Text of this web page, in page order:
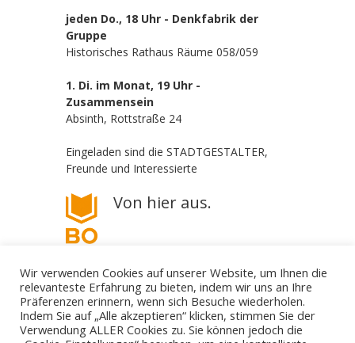
jeden Do., 18 Uhr - Denkfabrik der
Gruppe
Historisches Rathaus Räume 058/059
1. Di. im Monat, 19 Uhr -
Zusammensein
Absinth, Rottstraße 24
Eingeladen sind die STADTGESTALTER,
Freunde und Interessierte
Von hier aus.
Wir verwenden Cookies auf unserer Website, um Ihnen die
relevanteste Erfahrung zu bieten, indem wir uns an Ihre
Präferenzen erinnern, wenn sich Besuche wiederholen.
Indem Sie auf „Alle akzeptieren“ klicken, stimmen Sie der
Verwendung ALLER Cookies zu. Sie können jedoch die